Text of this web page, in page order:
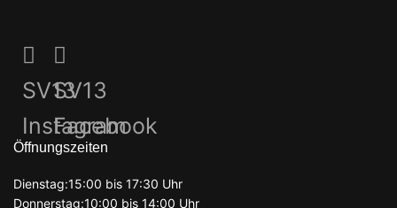
SV13
Instagram
SV13
Facebook
Öffnungszeiten
Dienstag:15:00 bis 17:30 Uhr
Donnerstag:10:00 bis 14:00 Uhr